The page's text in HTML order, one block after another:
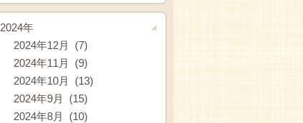
2024年
2024年12月 (7)
2024年11月 (9)
2024年10月 (13)
2024年9月 (15)
2024年8月 (10)